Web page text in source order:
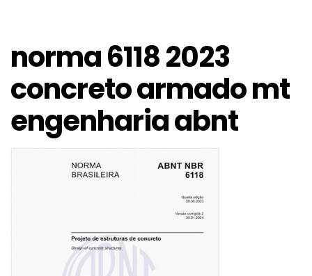
norma 6118 2023
concreto armado mt
engenharia abnt